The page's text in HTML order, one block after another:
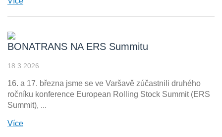
BONATRANS NA ERS Summitu
18.3.2026
16. a 17. března jsme se ve Varšavě zúčastnili druhého
ročníku konference European Rolling Stock Summit (ERS
Summit), ...
Více